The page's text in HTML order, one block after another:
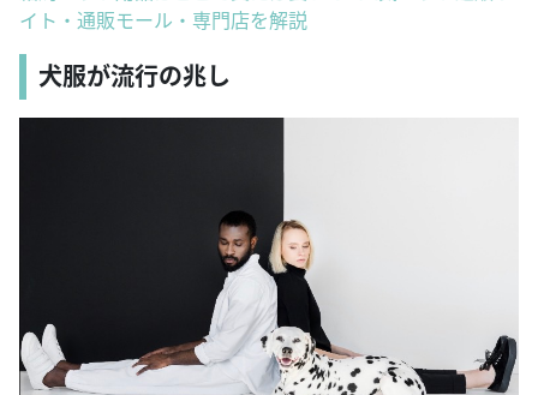
イト・通販モール・専門店を解説
犬服が流行の兆し